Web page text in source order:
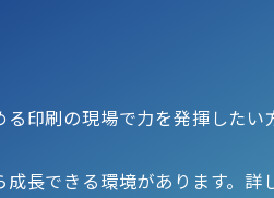
印刷の現場で力を発揮したい
長できる環境があります。詳